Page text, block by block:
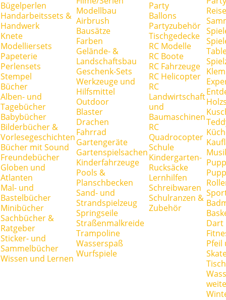
Bügelperlen
Handarbeitssets &
Handwerk
Knete
Modelliersets
Papeterie
Perlensets
Stempel
Bücher
Alben- und
Tagebücher
Babybücher
Bilderbücher &
Vorlesegeschichten
Bücher mit Sound
Freundebücher
Globen und
Atlanten
Mal- und
Bastelbücher
Minibücher
Sachbücher &
Ratgeber
Sticker- und
Sammelbücher
Wissen und Lernen
Modellbau
Airbrush
Bausätze
Farben
Gelände- &
Landschaftsbau
Geschenk-Sets
Werkzeuge und
Hilfsmittel
Outdoor
Blaster
Drachen
Fahrrad
Gartengeräte
Gartenspielsachen
Kinderfahrzeuge
Pools &
Planschbecken
Sand- und
Strandspielzeug
Springseile
Straßenmalkreide
Trampoline
Wasserspaß
Wurfspiele
Party
Ballons
Partyzubehör
Tischgedecke
RC Modelle
RC Boote
RC Fahrzeuge
RC Helicopter
RC
Landwirtschaft
und
Baumaschinen
RC
Quadrocopter
Schule
Kindergarten-
Rucksäcke
Lernhilfen
Schreibwaren
Schulranzen &
Zubehör
Dart
Pfeil